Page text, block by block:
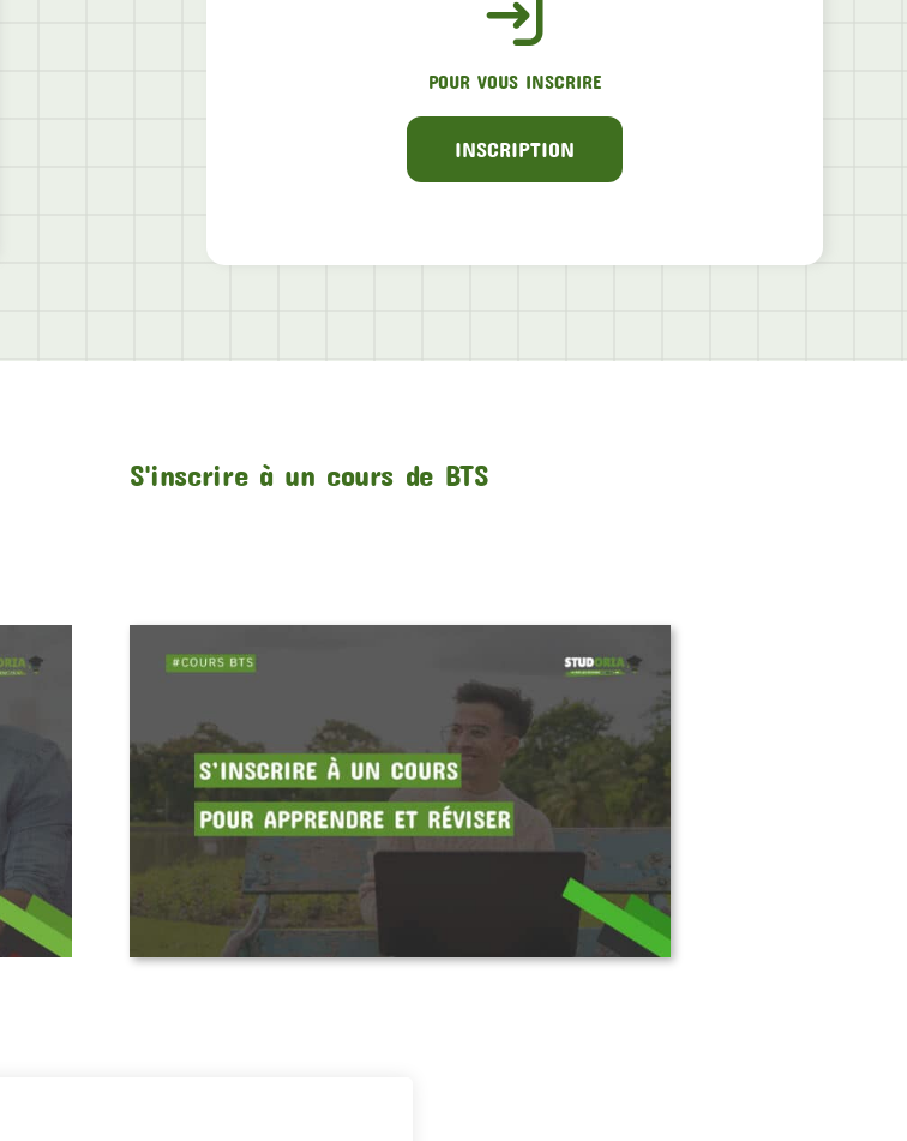
POUR VOUS INSCRIRE
INSCRIPTION
S'inscrire à un cours de BTS